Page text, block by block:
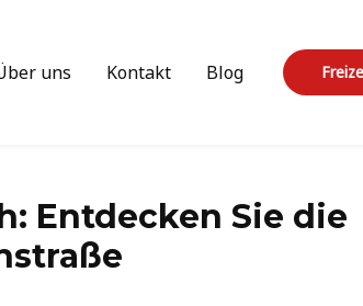
uns Kontakt Blog
Entdecken Sie die